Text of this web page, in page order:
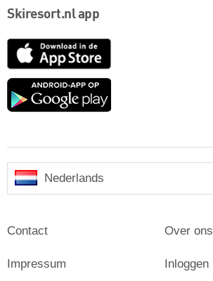
Skiresort.nl app
App
Google
Nederlands
Contact
Impressum
Over ons
Inloggen